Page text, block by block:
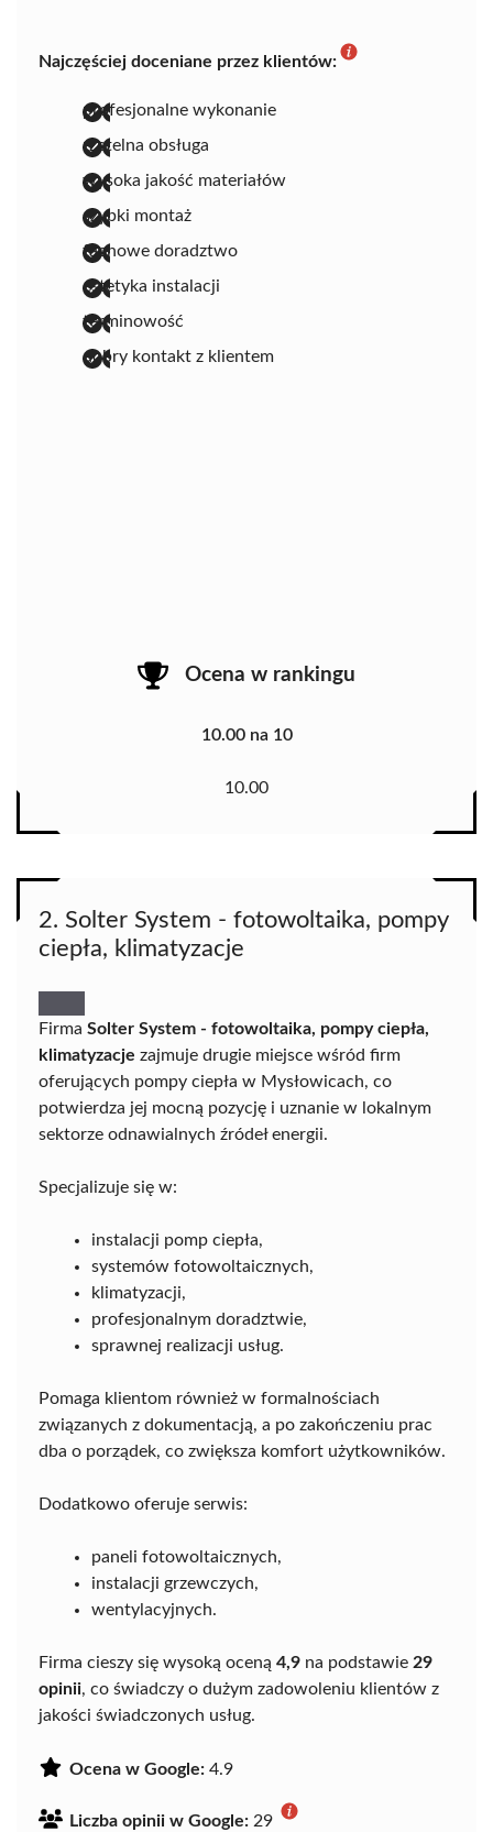
Najczęściej doceniane przez klientów:
profesjonalne wykonanie
rzetelna obsługa
wysoka jakość materiałów
szybki montaż
fachowe doradztwo
estetyka instalacji
terminowość
dobry kontakt z klientem
Ocena w rankingu
10.00 na 10
10.00
2. Solter System - fotowoltaika, pompy
ciepła, klimatyzacje
Firma Solter System - fotowoltaika, pompy ciepła,
klimatyzacje zajmuje drugie miejsce wśród firm
oferujących pompy ciepła w Mysłowicach, co
potwierdza jej mocną pozycję i uznanie w lokalnym
sektorze odnawialnych źródeł energii.
Specjalizuje się w:
instalacji pomp ciepła,
systemów fotowoltaicznych,
klimatyzacji,
profesjonalnym doradztwie,
sprawnej realizacji usług.
Pomaga klientom również w formalnościach
związanych z dokumentacją, a po zakończeniu prac
dba o porządek, co zwiększa komfort użytkowników.
Dodatkowo oferuje serwis:
paneli fotowoltaicznych,
instalacji grzewczych,
wentylacyjnych.
Firma cieszy się wysoką oceną 4,9 na podstawie 29
opinii, co świadczy o dużym zadowoleniu klientów z
jakości świadczonych usług.
Ocena w Google: 4.9
Liczba opinii w Google: 29